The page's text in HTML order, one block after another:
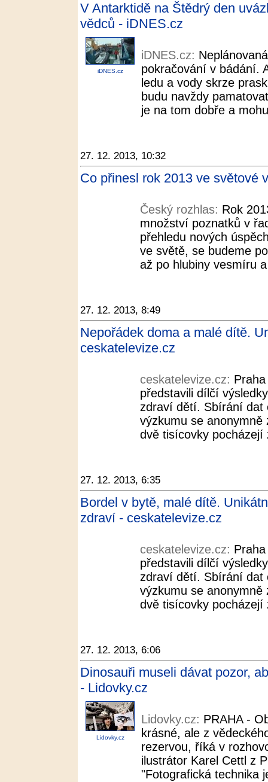
V Antarktidě na Štědrý den
vědců - iDNES.cz
iDNES.cz
iDNES.cz:
pokračování v bádání.
ledu a vody skrze
budu navždy
je na tom dobře a
27. 12. 2013, 10:32
Co přinesl rok 2013 ve světové
Český rozhlas: Rok
množství poznatků v
přehledu nových
ve světě, se budeme
až po hlubiny vesmíru
27. 12. 2013, 8:49
Nepořádek doma a malé dítě.
ceskatelevize.cz
ceskatelevize.cz:
představili dílčí
zdraví dětí. Sbírání dat
výzkumu se
dvě tisícovky
27. 12. 2013, 6:35
Bordel v bytě, malé dítě.
zdraví - ceskatelevize.cz
ceskatelevize.cz:
představili dílčí
zdraví dětí. Sbírání dat
výzkumu se
dvě tisícovky
27. 12. 2013, 6:06
Dinosauři museli dávat pozor,
- Lidovky.cz
Lidovky.cz
Lidovky.cz: PRAHA -
krásné, ale z
rezervou, říká v
ilustrátor Karel Cettl z
"Fotografická technika